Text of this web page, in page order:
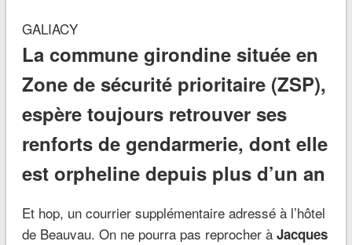
GALIACY
La commune girondine située en
Zone de sécurité prioritaire (ZSP),
espère toujours retrouver ses
renforts de gendarmerie, dont elle
est orpheline depuis plus d’un an
Et hop, un courrier supplémentaire adressé à l’hôtel
de Beauvau. On ne pourra pas reprocher à Jacques